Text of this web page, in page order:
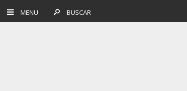
MENU BUSCAR